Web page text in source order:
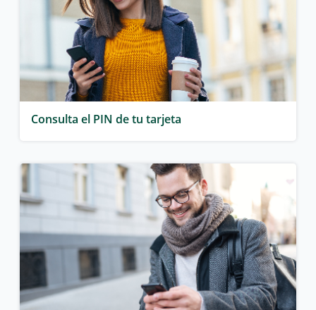
Consulta el PIN de tu tarjeta